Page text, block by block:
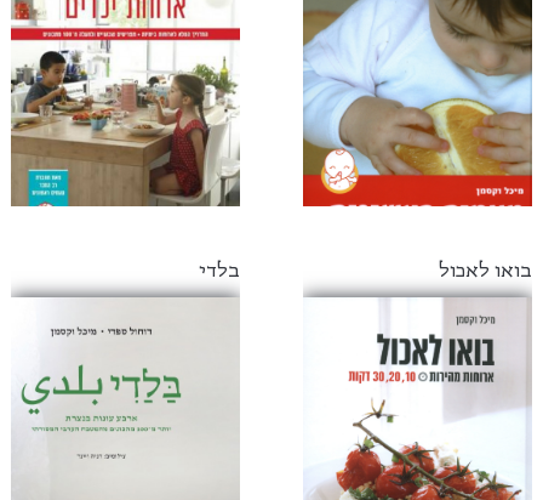
בואו לאכול בלדי